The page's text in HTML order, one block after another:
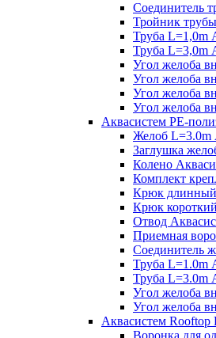
Соединитель
Тройник
Труба L=1,0m
Труба L=3,0m
Угол желоба
Угол желоба
Угол желоба
Угол желоба
Аквасистем PE-
Желоб L=3.0m
Заглушка
Колено
Комплект
Крюк длинный
Крюк
Отвод
Приемная
Соединитель
Труба L=1.0m
Труба L=3.0m
Угол желоба
Угол желоба
Аквасистем Rooftop
Воронка для